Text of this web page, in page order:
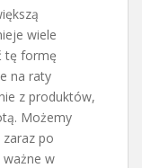
wiele
tę formę
na raty
z produktów,
Możemy
po
ważne w